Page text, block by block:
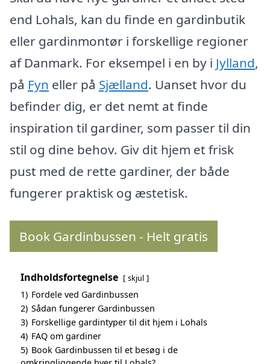
end Lohals, kan du finde en gardinbutik
eller gardinmontør i forskellige regioner
af Danmark. For eksempel i en by i Jylland,
på Fyn eller på Sjælland. Uanset hvor du
befinder dig, er det nemt at finde
inspiration til gardiner, som passer til din
stil og dine behov. Giv dit hjem et frisk
pust med de rette gardiner, der både
fungerer praktisk og æstetisk.
Book Gardinbussen - Helt gratis
Indholdsfortegnelse skjul
1) Fordele ved Gardinbussen
2) Sådan fungerer Gardinbussen
3) Forskellige gardintyper til dit hjem i Lohals
4) FAQ om gardiner
5) Book Gardinbussen til et besøg i de